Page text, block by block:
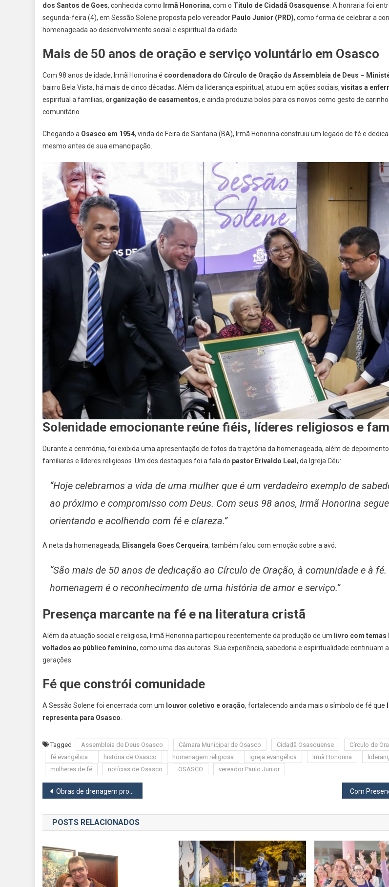
Recebe
Título
De
Osasquense
Mais
De
50
Serviço
Evangélica
dos Santos de Goes, conhecida como Irmã Honorina, com o Título de Cidadã Osasquense . A honraria foi
segunda-feira (4), em Sessão Solene proposta pelo vereador Paulo Junior (PRD), como forma de celebrar a
homenageada ao desenvolvimento social e espiritual da cidade.
Mais de 50 anos de oração e serviço voluntário em Osasco
Com 98 anos de idade, Irmã Honorina é coordenadora do Círculo de Oração da Assembleia de Deus –
bairro Bela Vista, há mais de cinco décadas. Além da liderança espiritual, atuou em ações sociais, visitas a
espiritual a famílias, organização de casamentos, e ainda produzia bolos para os noivos como gesto de
comunitário.
Chegando a Osasco em 1954, vinda de Feira de Santana (BA), Irmã Honorina construiu um legado de fé e
mesmo antes de sua emancipação.
Solenidade emocionante reúne fiéis, líderes religiosos e
Durante a cerimônia, foi exibida uma apresentação de fotos da trajetória da homenageada, além de
familiares e líderes religiosos. Um dos destaques foi a fala do pastor Erivaldo Leal , da Igreja Céu:
“Hoje celebramos a vida de uma mulher que é um verdadeiro exemplo de
ao próximo e compromisso com Deus. Com seus 98 anos, Irmã Honorina segue
orientando e acolhendo com fé e clareza.”
A neta da homenageada, Elisangela Goes Cerqueira, também falou com emoção sobre a avó:
“São mais de 50 anos de dedicação ao Círculo de Oração, à comunidade e à fé.
homenagem é o reconhecimento de uma história de amor e serviço.”
Presença marcante na fé e na literatura cristã
Além da atuação social e religiosa, Irmã Honorina participou recentemente da produção de um livro com temas
voltados ao público feminino, como uma das autoras. Sua experiência, sabedoria e espiritualidade continuam
gerações.
Fé que constrói comunidade
A Sessão Solene foi encerrada com um louvor coletivo e oração, fortalecendo ainda mais o símbolo de fé que
representa para Osasco
Tagged Assembleia de Deus Osasco Câmara Municipal de Osasco Cidadã Osasquense
Círculo de
fé evangélica
história de Osasco homenagem religiosa igreja evangélica Irmã Honorina
mulheres de fé
notícias de Osasco OSASCO vereador Paulo Junior
Navegação
de
Post
Obras de drenagem profunda avançam na Rodovia Castello Branco em Barueri
POSTS RELACIONADOS